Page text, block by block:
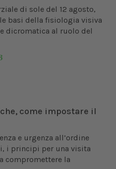
di sole del 12 agosto,
basi della fisiologia visiva
dicromatica al ruolo del
come impostare il
e urgenza all’ordine
i principi per una visita
compromettere la